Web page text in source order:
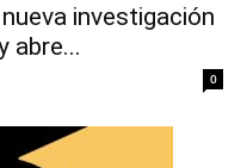
investigación
abre...
0